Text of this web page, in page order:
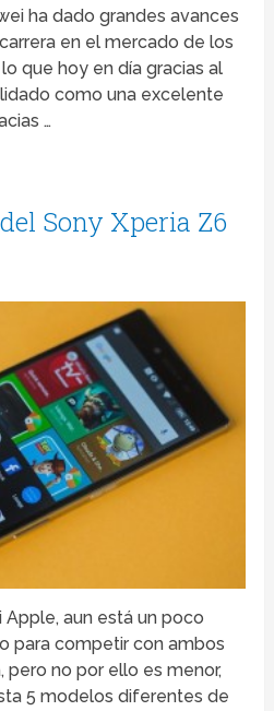
ha dado grandes avances
en el mercado de los
que hoy en día gracias al
como una excelente
…
Sony Xperia Z6
Apple, aun está un poco
para competir con ambos
pero no por ello es menor,
5 modelos diferentes de